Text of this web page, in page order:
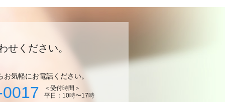
せください。
気軽にお電話ください。
＜受付時間＞
平日：10時〜17時